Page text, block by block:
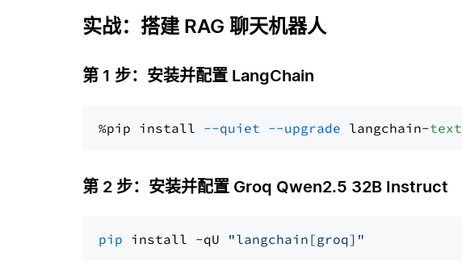
实战：搭建 RAG 聊天机器人
第 1 步：安装并配置 LangChain
%pip install --quiet --upgrade langchain-text
第 2 步：安装并配置 Groq Qwen2.5 32B Instruct
pip install -qU "langchain[groq]"